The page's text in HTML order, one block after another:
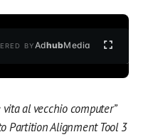
BYAdhubMedia
al vecchio computer”
Partition Alignment Tool 3